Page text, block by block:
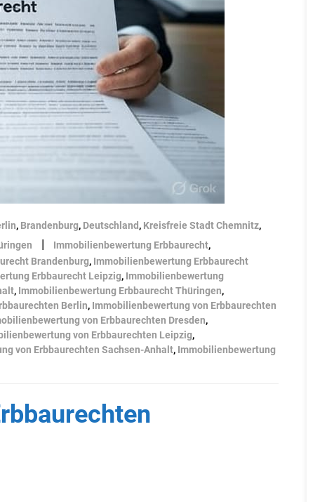
, Brandenburg, Deutschland, Kreisfreie Stadt Chemnitz,
| Immobilienbewertung Erbbaurecht,
Brandenburg, Immobilienbewertung Erbbaurecht
Erbbaurecht Leipzig, Immobilienbewertung
, Immobilienbewertung Erbbaurecht Thüringen,
Berlin, Immobilienbewertung von Erbbaurechten
von Erbbaurechten Dresden,
von Erbbaurechten Leipzig,
von Erbbaurechten Sachsen-Anhalt, Immobilienbewertung